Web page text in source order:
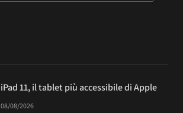
iPad 11, il tablet più accessibile di Apple
08/08/2026